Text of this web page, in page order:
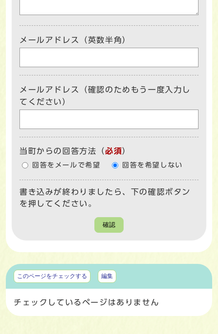
メールアドレス（英数半角）
メールアドレス（確認のためもう一度入力し
てください）
当町からの回答方法 （必須）
回答をメールで希望 回答を希望しない
書き込みが終わりましたら、下の確認ボタン
を押してください。
確認
マイページ
このページをチェックする 編集
チェックしているページはありません